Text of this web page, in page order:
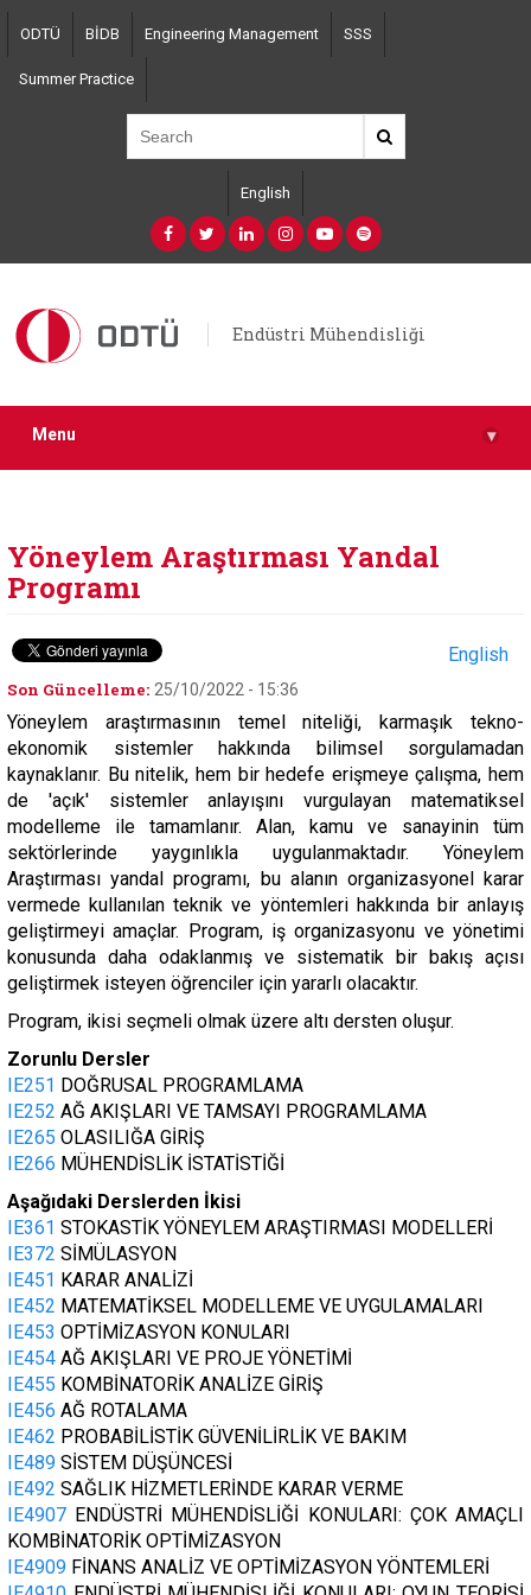
Skip
main
content
ODTÜ BİDB Engineering Management SSS
Summer Practice
English
Endüstri Mühendisliği
Menu ▾
Yöneylem Araştırması Yandal
Programı
Son Güncelleme: 25/10/2022 - 15:36
English
Yöneylem araştırmasının temel niteliği, karmaşık tekno-
ekonomik sistemler hakkında bilimsel sorgulamadan
kaynaklanır. Bu nitelik, hem bir hedefe erişmeye çalışma, hem
de 'açık' sistemler anlayışını vurgulayan matematiksel
modelleme ile tamamlanır. Alan, kamu ve sanayinin tüm
sektörlerinde yaygınlıkla uygulanmaktadır. Yöneylem
Araştırması yandal programı, bu alanın organizasyonel karar
vermede kullanılan teknik ve yöntemleri hakkında bir anlayış
geliştirmeyi amaçlar. Program, iş organizasyonu ve yönetimi
konusunda daha odaklanmış ve sistematik bir bakış açısı
geliştirmek isteyen öğrenciler için yararlı olacaktır.
Program, ikisi seçmeli olmak üzere altı dersten oluşur.
Zorunlu Dersler
IE251 DOĞRUSAL PROGRAMLAMA
IE252 AĞ AKIŞLARI VE TAMSAYI PROGRAMLAMA
IE265 OLASILIĞA GİRİŞ
IE266 MÜHENDİSLİK İSTATİSTİĞİ
Aşağıdaki Derslerden İkisi
IE361 STOKASTİK YÖNEYLEM ARAŞTIRMASI MODELLERİ
IE372 SİMÜLASYON
IE451 KARAR ANALİZİ
IE452 MATEMATİKSEL MODELLEME VE UYGULAMALARI
IE453 OPTİMİZASYON KONULARI
IE454 AĞ AKIŞLARI VE PROJE YÖNETİMİ
IE455 KOMBİNATORİK ANALİZE GİRİŞ
IE456 AĞ ROTALAMA
IE462 PROBABİLİSTİK GÜVENİLİRLİK VE BAKIM
IE489 SİSTEM DÜŞÜNCESİ
IE492 SAĞLIK HİZMETLERİNDE KARAR VERME
IE4907 ENDÜSTRİ MÜHENDİSLİĞİ KONULARI: ÇOK AMAÇLI
KOMBİNATORİK OPTİMİZASYON
IE4909 FİNANS ANALİZ VE OPTİMİZASYON YÖNTEMLERİ